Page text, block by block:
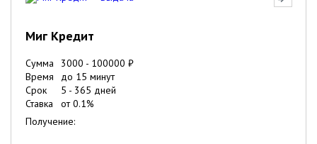
Миг Кредит
Сумма 3000 - 100000 ₽
Время
до 15 минут
Срок
5 - 365 дней
Ставка
от0.1%
Получение: